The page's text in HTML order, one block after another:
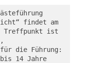
findet am
Treffpunkt ist
für die Führung:
14 Jahre